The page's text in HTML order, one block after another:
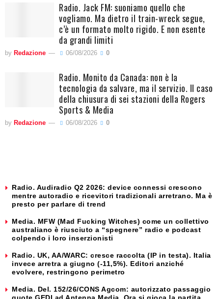
Radio. Jack FM: suoniamo quello che
vogliamo. Ma dietro il train-wreck segue,
c’è un formato molto rigido. E non esente
da grandi limiti
by Redazione 06/08/2026 0
Radio. Monito da Canada: non è la
tecnologia da salvare, ma il servizio. Il caso
della chiusura di sei stazioni della Rogers
Sports & Media
by Redazione 06/08/2026 0
Radio. Audiradio Q2 2026: device connessi crescono
mentre autoradio e ricevitori tradizionali arretrano. Ma è
presto per parlare di trend
Media. MFW (Mad Fucking Witches) come un collettivo
australiano è riusciuto a “spegnere” radio e podcast
colpendo i loro inserzionisti
Radio. UK, AA/WARC: cresce raccolta (IP in testa). Italia
invece arretra a giugno (-11,5%). Editori anziché
evolvere, restringono perimetro
Media. Del. 152/26/CONS Agcom: autorizzato passaggio
quote GEDI ad Antenna Media. Ora si gioca la partita